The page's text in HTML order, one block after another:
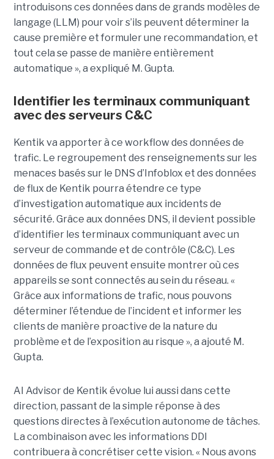
introduisons ces données dans de grands modèles de
langage (LLM) pour voir s’ils peuvent déterminer la
cause première et formuler une recommandation, et
tout cela se passe de manière entièrement
automatique », a expliqué M. Gupta.
Identifier les terminaux communiquant
avec des serveurs C&C
Kentik va apporter à ce workflow des données de
trafic. Le regroupement des renseignements sur les
menaces basés sur le DNS d’Infoblox et des données
de flux de Kentik pourra étendre ce type
d’investigation automatique aux incidents de
sécurité. Grâce aux données DNS, il devient possible
d’identifier les terminaux communiquant avec un
serveur de commande et de contrôle (C&C). Les
données de flux peuvent ensuite montrer où ces
appareils se sont connectés au sein du réseau. «
Grâce aux informations de trafic, nous pouvons
déterminer l’étendue de l’incident et informer les
clients de manière proactive de la nature du
problème et de l’exposition au risque », a ajouté M.
Gupta.
AI Advisor de Kentik évolue lui aussi dans cette
direction, passant de la simple réponse à des
questions directes à l’exécution autonome de tâches.
La combinaison avec les informations DDI
contribuera à concrétiser cette vision. « Nous avons